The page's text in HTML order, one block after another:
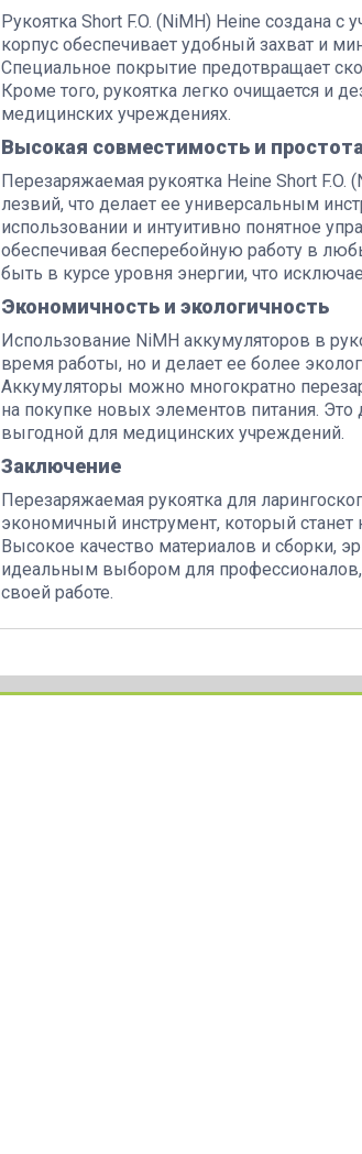
Рукоятка Short F.O. (NiMH) Heine создана
корпус обеспечивает удобный захват и
Специальное покрытие предотвращает
Кроме того, рукоятка легко очищается и
медицинских учреждениях.
Высокая совместимость и
Перезаряжаемая рукоятка Heine Short
лезвий, что делает ее универсальным
использовании и интуитивно понятное
обеспечивая бесперебойную работу в
быть в курсе уровня энергии, что
Экономичность и экологичность
Использование NiMH аккумуляторов в
время работы, но и делает ее более
Аккумуляторы можно многократно
на покупке новых элементов питания. Это
выгодной для медицинских учреждений.
Заключение
Перезаряжаемая рукоятка для
экономичный инструмент, который
Высокое качество материалов и сборки,
идеальным выбором для профессионалов,
своей работе.